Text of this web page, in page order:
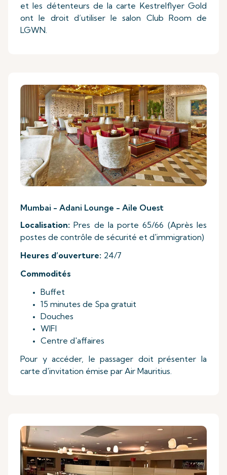
et les détenteurs de la carte Kestrelflyer Gold
ont le droit d’utiliser le salon Club Room de
LGWN.
Mumbai - Adani Lounge - Aile Ouest
Localisation: Pres de la porte 65/66 (Après les
postes de contrôle de sécurité et d'immigration)
Heures d’ouverture: 24/7
Commodités
Buffet
15 minutes de Spa gratuit
Douches
WIFI
Centre d'affaires
Pour y accéder, le passager doit présenter la
carte d'invitation émise par Air Mauritius.